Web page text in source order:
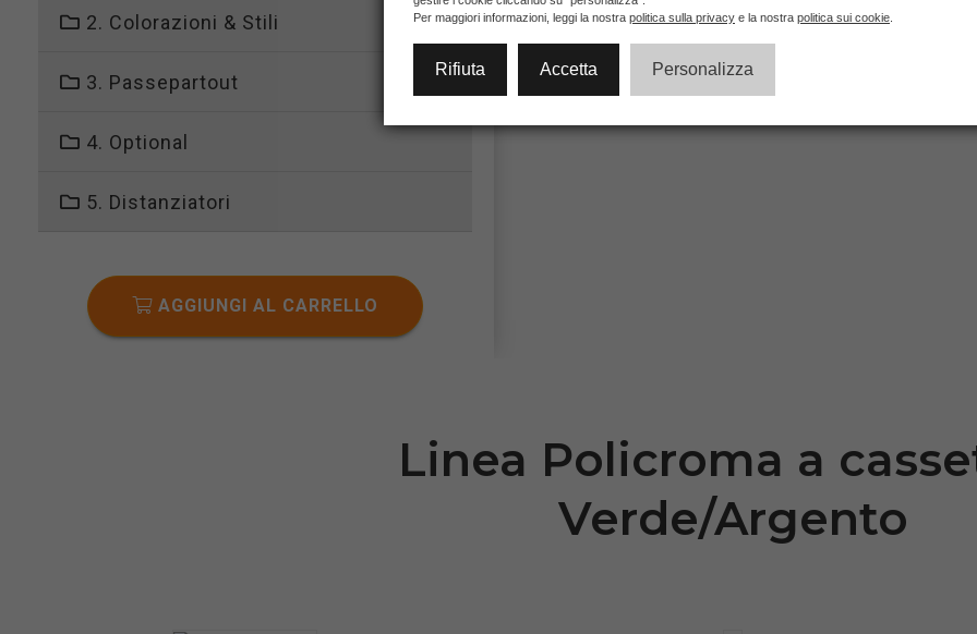
2. Colorazioni & Stili
3. Passepartout
4. Optional
5. Distanziatori
AGGIUNGI AL CARRELLO
Linea Policroma a
Verde/Argento
Per maggiori informazioni, leggi la nostra politica sulla privacy e la nostra politica sui cookie
Rifiuta Accetta Personalizza